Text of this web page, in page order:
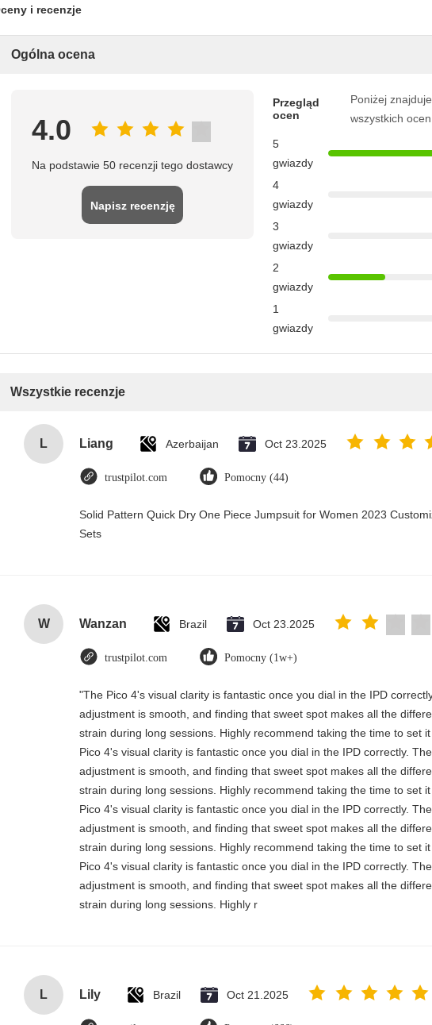
i recenzje
Ogólna ocena
4.0
Na podstawie 50 recenzji tego dostawcy
Napisz recenzję
Przegląd
ocen
Poniżej
wszystkich ocen
5
gwiazdy
4
gwiazdy
3
gwiazdy
2
gwiazdy
1
gwiazdy
Wszystkie recenzje
L Liang Azerbaijan Oct 23.2025
trustpilot.com Pomocny (44)
Solid Pattern Quick Dry One Piece Jumpsuit for Women 2023
Sets
W Wanzan Brazil Oct 23.2025
trustpilot.com Pomocny (1w+)
"The Pico 4's visual clarity is fantastic once you dial in the IPD
adjustment is smooth, and finding that sweet spot makes all the
strain during long sessions. Highly recommend taking the time to set
Pico 4's visual clarity is fantastic once you dial in the IPD correctly.
adjustment is smooth, and finding that sweet spot makes all the
strain during long sessions. Highly recommend taking the time to set
Pico 4's visual clarity is fantastic once you dial in the IPD correctly.
adjustment is smooth, and finding that sweet spot makes all the
strain during long sessions. Highly recommend taking the time to set
Pico 4's visual clarity is fantastic once you dial in the IPD correctly.
adjustment is smooth, and finding that sweet spot makes all the
strain during long sessions. Highly r
L Lily Brazil Oct 21.2025